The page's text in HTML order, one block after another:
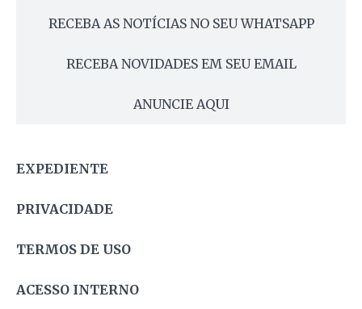
RECEBA AS NOTÍCIAS NO SEU WHATSAPP
RECEBA NOVIDADES EM SEU EMAIL
ANUNCIE AQUI
EXPEDIENTE
PRIVACIDADE
TERMOS DE USO
ACESSO INTERNO